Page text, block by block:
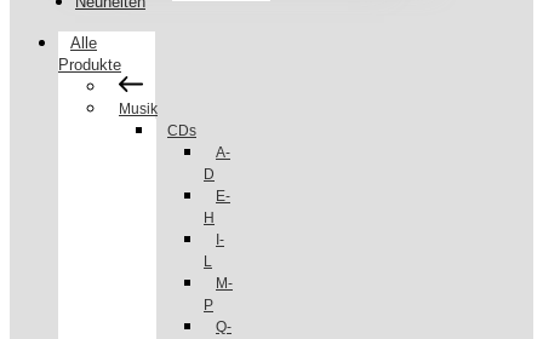
Alle
Produkte
Musik
CDs
A-
D
E-
H
I-
L
M-
P
Q-